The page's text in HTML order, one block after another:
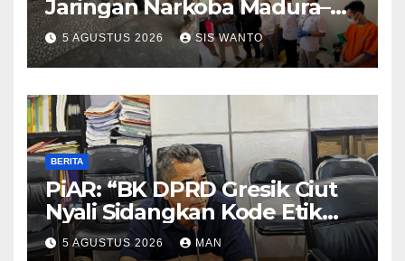
Jaringan Narkoba Madura–
Bali
5 AGUSTUS 2026 SIS WANTO
BERITA
PiAR: “BK DPRD Gresik Ciut
Nyali Sidangkan Kode Etik
Ketua DPRD”
5 AGUSTUS 2026 MAN